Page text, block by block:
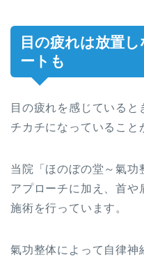
目の疲れは放置
ートも
目の疲れを感じていると
チカチになっていること
当院「ほのぼの堂～氣功
アプローチに加え、首や
施術を行っています。
氣功整体によって自律神